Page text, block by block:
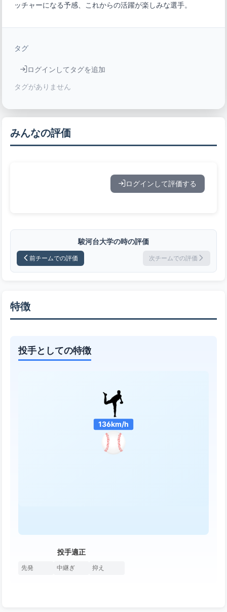
ッチャーになる予感、これからの活躍が楽しみな選手。
タグ
ログインしてタグを追加
タグがありません
みんなの評価
ログインして評価する
駿河台大学の時の評価
前チームでの評価 次チームでの評価
特徴
投手としての特徴
136km/h
投手適正
先発 中継ぎ 抑え